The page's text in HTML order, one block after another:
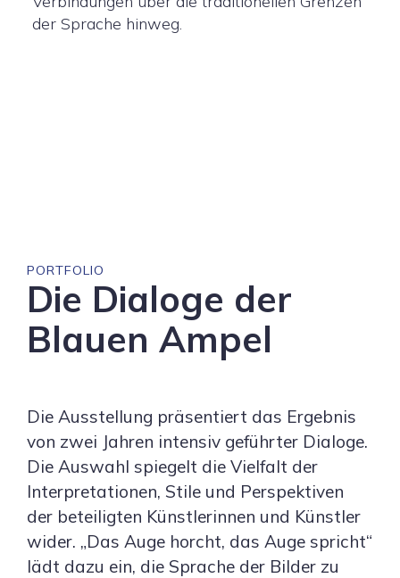
der Sprache hinweg.
PORTFOLIO
Die Dialoge der
Blauen Ampel
Die Ausstellung präsentiert das Ergebnis
von zwei Jahren intensiv geführter Dialoge.
Die Auswahl spiegelt die Vielfalt der
Interpretationen, Stile und Perspektiven
der beteiligten Künstlerinnen und Künstler
wider. „Das Auge horcht, das Auge spricht“
lädt dazu ein, die Sprache der Bilder zu